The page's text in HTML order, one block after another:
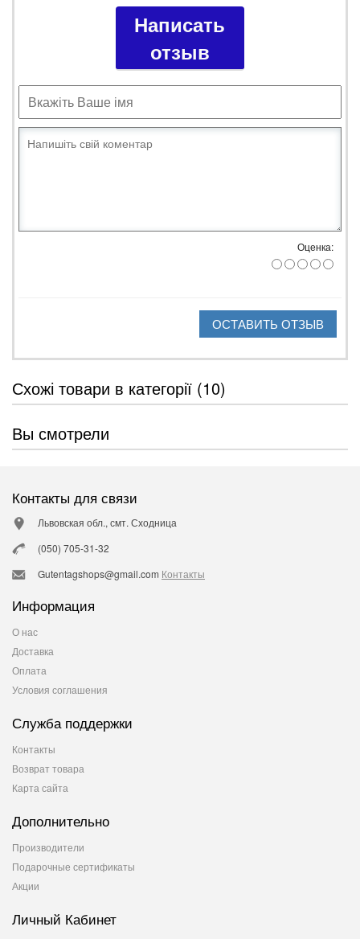
Написать
отзыв
Оценка:
ОСТАВИТЬ ОТЗЫВ
Схожі товари в категорії (10)
Вы смотрели
Контакты для связи
Львовская обл., смт. Сходница
(050) 705-31-32
Gutentagshops@gmail.com Контакты
Информация
О нас
Доставка
Оплата
Условия соглашения
Служба поддержки
Контакты
Возврат товара
Карта сайта
Дополнительно
Производители
Подарочные сертификаты
Акции
Личный Кабинет